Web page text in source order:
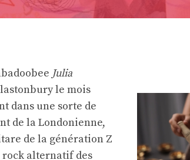
Julia
le mois
dans une sorte de
de la Londonienne,
de la génération Z
rock alternatif des